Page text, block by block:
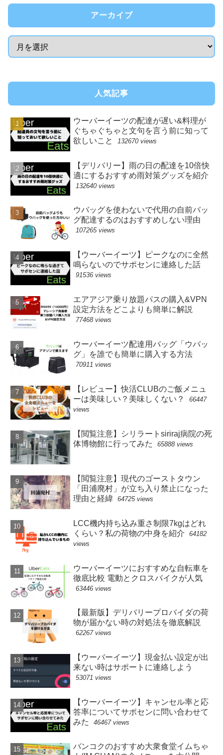
アーカイブ
人気記事
ウーバーイーツの配達が遅い&料理が
ぐちゃぐちゃと文句を言う前に知って
欲しいこと
132670 views
【デリバリー】雨の日の配達を10倍快
適にするおすすめ雨対策グッズを紹介
132640 views
ウバッグを使わないで代用の自前バッ
グ配達するのはおすすめしない理由
107265 views
【ウーバーイーツ】ピークなのに全然
鳴らないのでサポセンに連絡した話
91536 views
エアアジア乗り放題パスの購入&VPN
設定方法をどこよりも簡単に解説
77468 views
ウーバーイーツ配達用バッグ「ウバッ
グ」を誰でも簡単に購入する方法
70911 views
【レビュー】快活CLUBのご飯メニュ
ーは美味しい？美味しくない？
66447
views
【閲覧注意】シリラートsiriraj病院の死
体博物館に行ってみた
65888 views
【閲覧注意】現代のゴーストタウン
「田浦廃村」が立ち入り禁止になった
理由と経緯
64725 views
LCC機内持ち込み重さ制限7kgはどれ
くらい？私の荷物の中身を紹介
64182
views
ウーバーイーツにおすすめな自転車を
徹底比較 電動とクロスバイクが人気
63446 views
【最新版】デリバリープロバイダの荷
物が届かない時の対処法を徹底解説
62267 views
【ウーバーイーツ】現金払い設定が出
来ない時はサポートに連絡しよう
53071 views
【ウーバーイーツ】キャンセル率と応
答率についてサポセンに問い合わせて
みた
46467 views
バンコクのおすすめ大衆食堂イムちゃ